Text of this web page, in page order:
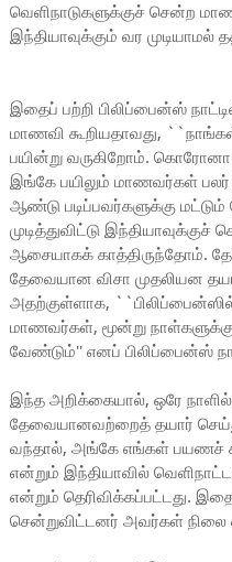
வெளிநாடுகளுக்குச் சென்ற
இந்தியாவுக்கும் வர முடியாமல்
இதைப் பற்றி பிலிப்பைன்ஸ்
மாணவி கூறியதாவது,
பயின்று வருகிறோம்.
இங்கே பயிலும் மாணவர்கள் பலர்
ஆண்டு படிப்பவர்களுக்கு
முடித்துவிட்டு
ஆசையாகக் காத்திருந்தோம்.
தேவையான விசா முதலியன
அதற்குள்ளாக, ``பிலிப்பைன்ஸில்
மாணவர்கள், மூன்று
வேண்டும்'' எனப் பிலிப்பைன்ஸ்
இந்த அறிக்கையால், ஒரே
தேவையானவற்றைத் தயார்
வந்தால், அங்கே எங்கள் பயணச்
என்றும் இந்தியாவில்
என்றும் தெரிவிக்கப்பட்டது.
சென்றுவிட்டனர் அவர்கள்